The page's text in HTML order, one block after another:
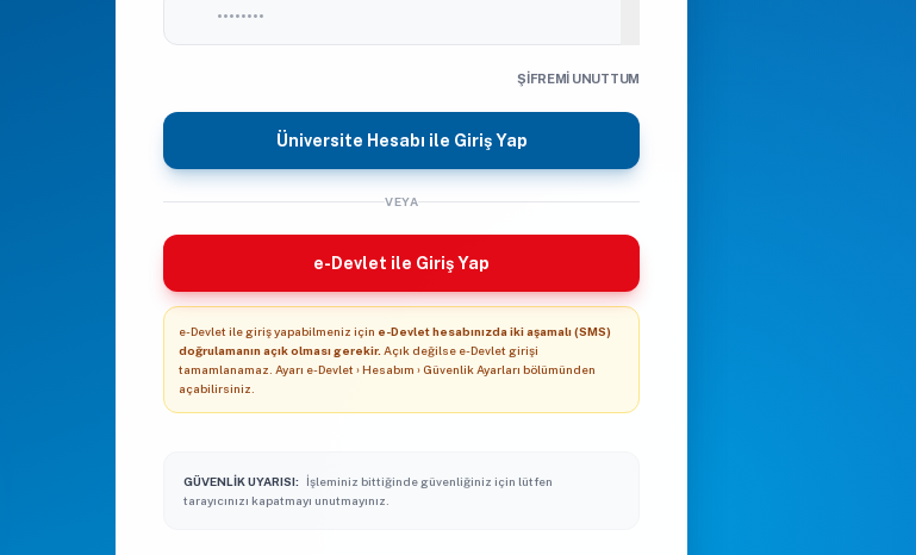
ŞIFREMI UNUTTUM
Üniversite Hesabı ile Giriş Yap
VEYA
e-Devlet ile Giriş Yap
e-Devlet ile giriş yapabilmeniz için e-Devlet hesabınızda iki aşamalı (SMS)
doğrulamanın açık olması gerekir. Açık değilse e-Devlet girişi
tamamlanamaz. Ayarı e-Devlet › Hesabım › Güvenlik Ayarları bölümünden
açabilirsiniz.
GÜVENLIK UYARISI: İşleminiz bittiğinde güvenliğiniz için lütfen
tarayıcınızı kapatmayı unutmayınız.